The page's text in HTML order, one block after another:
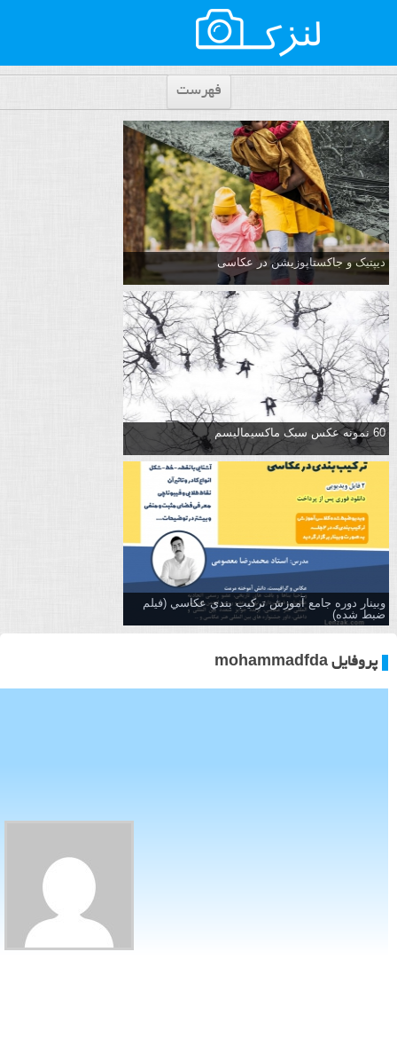
فهرست
دیپتیک و جاکستا‌پوزیشن در عکاسی
60 نمونه عکس سبک ماکسیمالیسم
وبینار دوره جامع آموزش تركيب بندي عكاسي (فیلم
ضبط شده)
پروفایل mohammadfda